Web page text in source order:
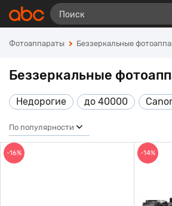
Фотоаппараты Беззеркальные
Беззеркальные
Недорогие до 40000
По популярности
-16% -14%